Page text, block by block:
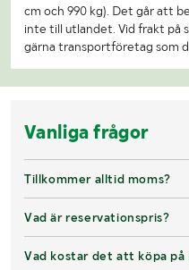
cm och 990 kg). Det går att
inte till utlandet. Vid frakt på
gärna transportföretag som
Vanliga frågor
Tillkommer alltid moms?
Vad är reservationspris?
Vad kostar det att köpa på